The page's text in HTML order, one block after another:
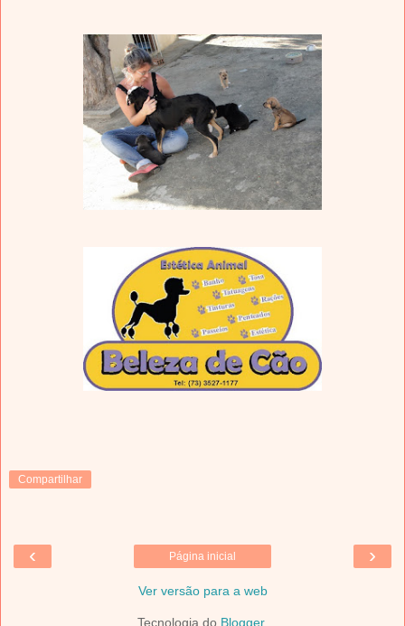
Compartilhar
‹ ›
Página inicial
Ver versão para a web
Tecnologia do Blogger.